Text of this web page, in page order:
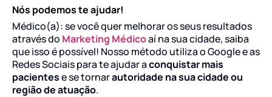
Nós podemos te ajudar!
Médico(a): se você quer melhorar os seus resultados
através do Marketing Médicoaí na sua cidade, saiba
que isso é possível! Nosso método utiliza o Google e as
Redes Sociais para te ajudar aconquistar mais
pacientese se tornarautoridade na sua cidade ou
região de atuação.